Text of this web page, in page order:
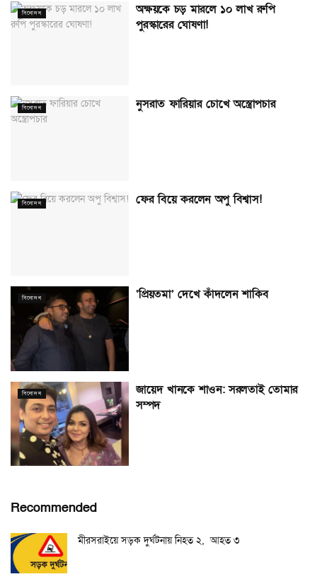
বিনোদন
অক্ষয়কে চড় মারলে ১০ লাখ রুপি
পুরস্কারের ঘোষণা!
বিনোদন নুসরাত ফারিয়ার চোখে অস্ত্রোপচার
বিনোদন ফের বিয়ে করলেন অপু বিশ্বাস!
বিনোদন ‘প্রিয়তমা’ দেখে কাঁদলেন শাকিব
বিনোদন
জায়েদ খানকে শাওন: সরলতাই তোমার
সম্পদ
Recommended
মীরসরাইয়ে সড়ক দুর্ঘটনায় নিহত ২, আহত ৩